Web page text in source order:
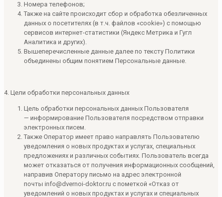
Номера телефонов;
Также на сайте происходит сбор и обработка обезличенных
данных о посетителях (в т.ч. файлов «cookie») с помощью
сервисов интернет-статистики (Яндекс Метрика и Гугл
Аналитика и других).
Вышеперечисленные данные далее по тексту Политики
объединены общим понятием Персональные данные.
4. Цели обработки персональных данных
Цель обработки персональных данных Пользователя
— информирование Пользователя посредством отправки
электронных писем.
Также Оператор имеет право направлять Пользователю
уведомления о новых продуктах и услугах, специальных
предложениях и различных событиях. Пользователь всегда
может отказаться от получения информационных сообщений,
направив Оператору письмо на адрес электронной
почты info@dvernoi-doktor.ru с пометкой «Отказ от
уведомлений о новых продуктах и услугах и специальных